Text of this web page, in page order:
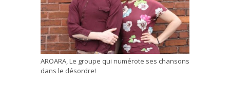
AROARA, Le groupe qui numérote ses chansons
dans le désordre!